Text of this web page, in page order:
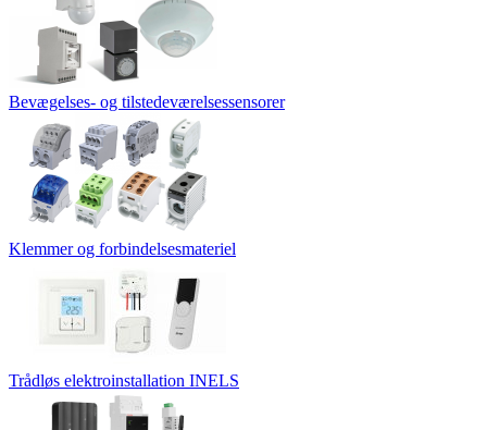
Bevægelses- og tilstedeværelsessensorer
Klemmer og forbindelsesmateriel
Trådløs elektroinstallation INELS